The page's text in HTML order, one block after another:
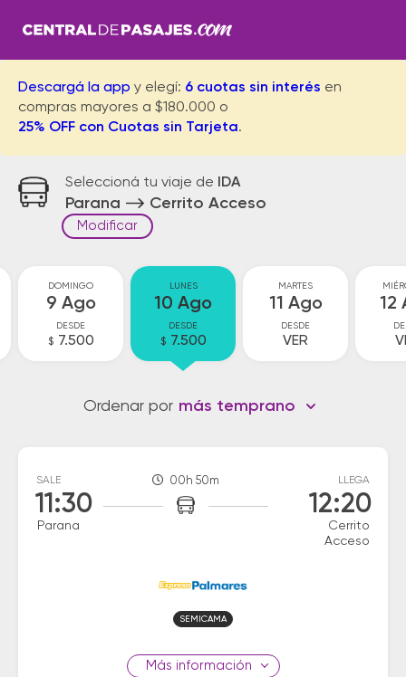
Descargá la app y elegí: 6 cuotas sin interés en
compras mayores a $180.000 o
25% OFF con Cuotas sin Tarjeta.
Seleccioná tu viaje de IDA
Parana Cerrito Acceso
Modificar
DOMINGO
9 Ago
DESDE
$ 7.500
LUNES
10 Ago
DESDE
$ 7.500
MARTES
11 Ago
DESDE
VER
12
Ordenar por más temprano
SALE
11:30
Parana
00h 50m LLEGA
12:20
Cerrito
Acceso
SEMICAMA
información